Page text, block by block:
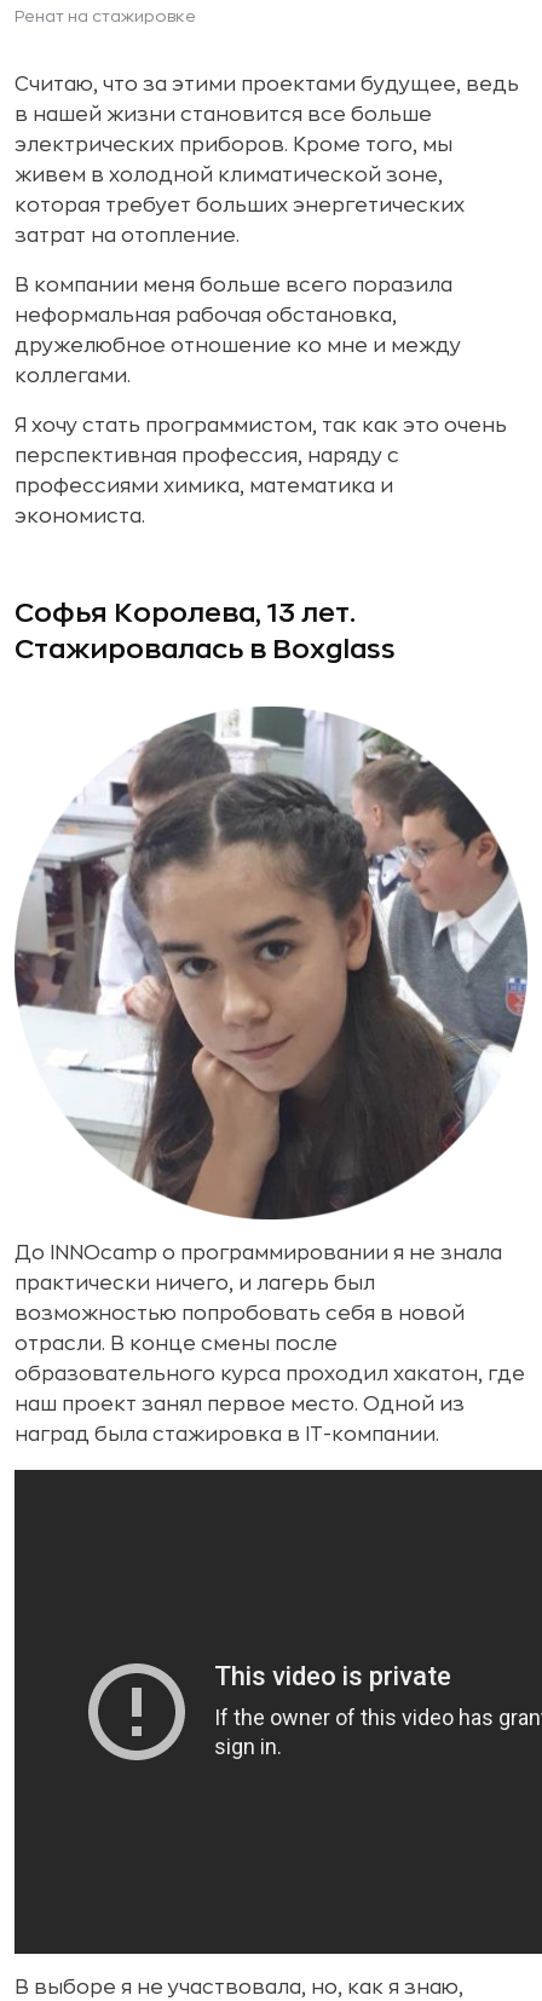
Ренат на стажировке
Считаю, что за этими проектами будущее, ведь
в нашей жизни становится все больше
электрических приборов. Кроме того, мы
живем в холодной климатической зоне,
которая требует больших энергетических
затрат на отопление.
В компании меня больше всего поразила
неформальная рабочая обстановка,
дружелюбное отношение ко мне и между
коллегами.
Я хочу стать программистом, так как это очень
перспективная профессия, наряду с
профессиями химика, математика и
экономиста.
Софья Королева, 13 лет.
Стажировалась в Boxglass
До INNOcamp о программировании я не знала
практически ничего, и лагерь был
возможностью попробовать себя в новой
отрасли. В конце смены после
образовательного курса проходил хакатон, где
наш проект занял первое место. Одной из
наград была стажировка в IT-компании.
В выборе я не участвовала, но, как я знаю,